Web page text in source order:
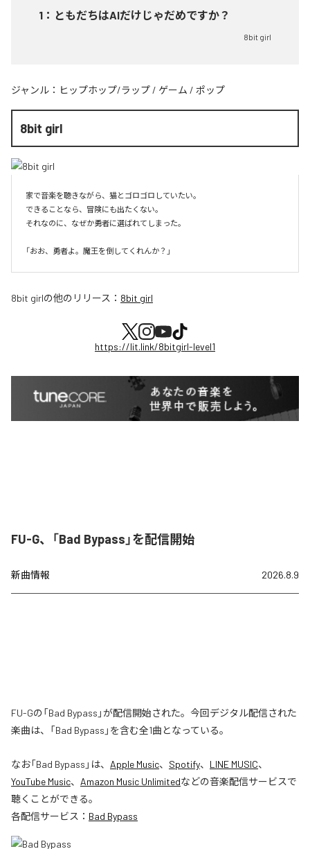
1 ： ともだちはAIだけじゃだめですか？
8bit girl
ジャンル： ヒップホップ/ラップ / ゲーム / ポップ
8bit girl
家で音楽を聴きながら、猫とゴロゴロしていたい。
できることなら、冒険にも出たくない。
それなのに、なぜか勇者に選ばれてしまった。
8bit girlの他のリリース： 8bit girl
https://lit.link/8bitgirl-level1
FU-G、「Bad Bypass」を配信開始
新曲情報 2026.8.9
FU-Gの「Bad Bypass」が配信開始された。今回デジタル配信された
楽曲は、「Bad Bypass」を含む全1曲となっている。
なお「Bad Bypass 」は、 Apple Music、 Spotify、 LINE MUSIC、
YouTube Music、 Amazon Music Unlimitedなどの音楽配信サービスで
聴くことができる。
各配信サービス： Bad Bypass